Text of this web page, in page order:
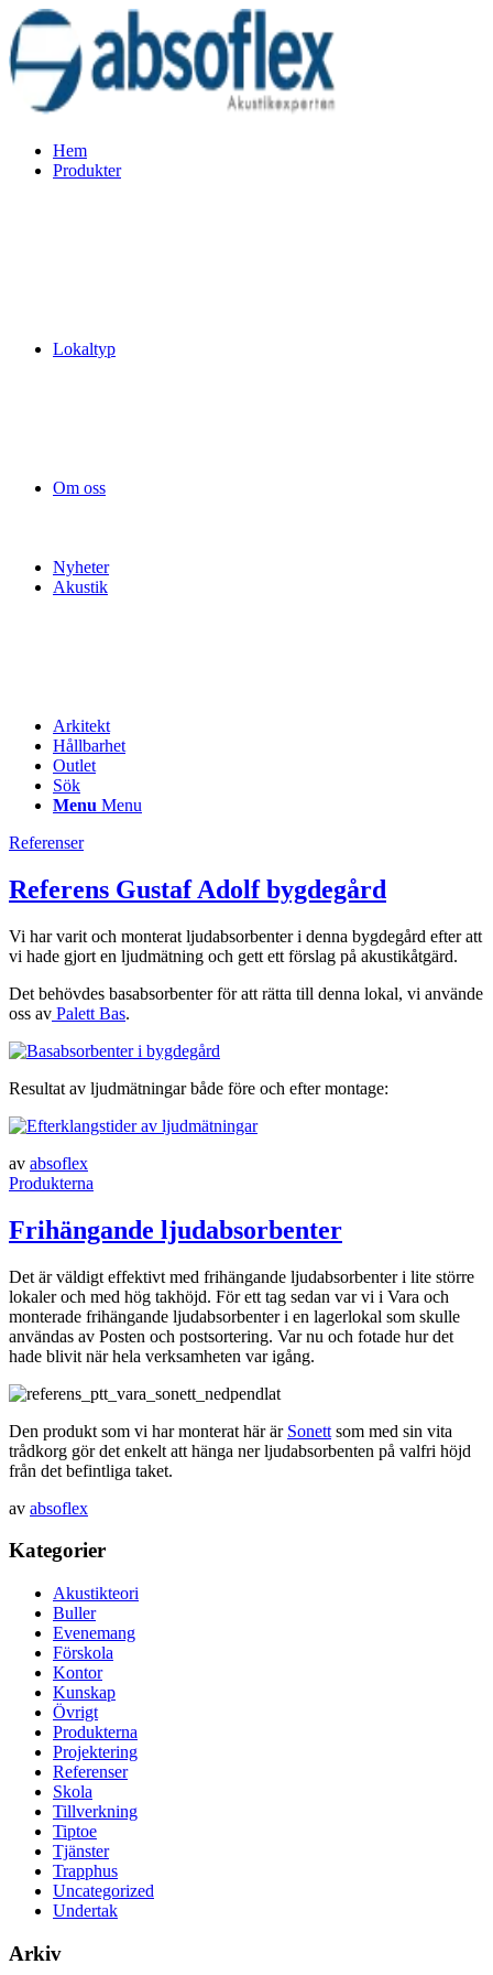
Hem
Produkter
Lokaltyp
Om oss
Nyheter
Akustik
Arkitekt
Hållbarhet
Outlet
Sök
Menu Menu
Referenser
Referens Gustaf Adolf bygdegård
Vi har varit och monterat ljudabsorbenter i denna bygdegård efter att
vi hade gjort en ljudmätning och gett ett förslag på akustikåtgärd.
Det behövdes basabsorbenter för att rätta till denna lokal, vi använde
oss av Palett Bas.
Resultat av ljudmätningar både före och efter montage:
av absoflex
Produkterna
Frihängande ljudabsorbenter
Det är väldigt effektivt med frihängande ljudabsorbenter i lite större
lokaler och med hög takhöjd. För ett tag sedan var vi i Vara och
monterade frihängande ljudabsorbenter i en lagerlokal som skulle
användas av Posten och postsortering. Var nu och fotade hur det
hade blivit när hela verksamheten var igång.
Den produkt som vi har monterat här är Sonett som med sin vita
trådkorg gör det enkelt att hänga ner ljudabsorbenten på valfri höjd
från det befintliga taket.
av absoflex
Kategorier
Akustikteori
Buller
Evenemang
Förskola
Kontor
Kunskap
Övrigt
Produkterna
Projektering
Referenser
Skola
Tillverkning
Tiptoe
Tjänster
Trapphus
Uncategorized
Undertak
Arkiv